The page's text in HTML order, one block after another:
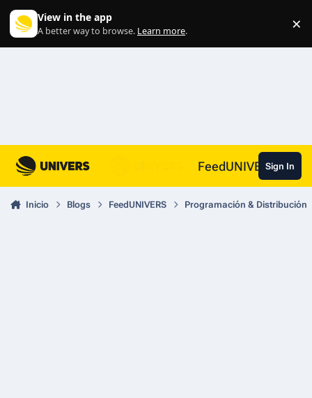
View in the app
A better way to browse. Learn more. ×
FeedUNIVERSSign In
Inicio Blogs FeedUNIVERS Programación & Distribución